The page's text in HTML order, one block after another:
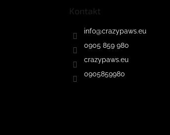
Kontakt
info@crazypaws.eu
0905 859 980
crazypaws.eu
0905859980